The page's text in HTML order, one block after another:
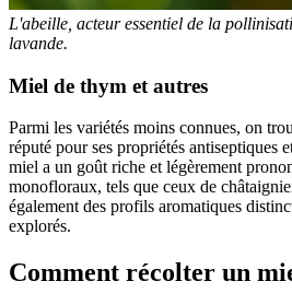
L'abeille, acteur essentiel de la
lavande.
Miel de thym et autres
Parmi les variétés moins connues, on
réputé pour ses propriétés antiseptiques
miel a un goût riche et légèrement
monofloraux, tels que ceux de
également des profils aromatiques
explorés.
Comment récolter un